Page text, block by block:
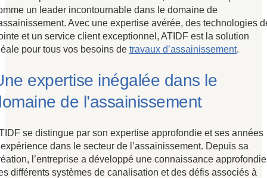
un leader incontournable dans le domaine de
Avec une expertise avérée, des technologies
et un service client exceptionnel, ATIDF est la solution
pour tous vos besoins de travaux d’assainissement.
expertise inégalée dans le
de l’assainissement
se distingue par son expertise approfondie et ses années
dans le secteur de l’assainissement. Depuis sa
l’entreprise a développé une connaissance approfondie
différents systèmes de canalisation et des défis associés à